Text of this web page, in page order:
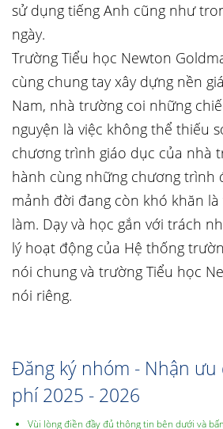
sử dụng tiếng Anh cũng như
ngày.
Trường Tiểu học Newton
cùng chung tay xây dựng nền
Nam, nhà trường coi những
nguyện là việc không thể thiếu
chương trình giáo dục của nhà
hành cùng những chương trình
mảnh đời đang còn khó khăn là
làm. Dạy và học gắn với trách
lý hoạt động của Hệ thống
nói chung và trường Tiểu học
nói riêng.
Đăng ký nhóm - Nhận ưu
phí 2025 - 2026
Vùi lòng điền đầy đủ thông tin bên dưới và